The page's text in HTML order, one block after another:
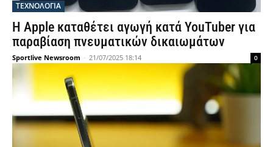
ΤΕΧΝΟΛΟΓΙΑ
Η Apple καταθέτει αγωγή κατά YouTuber για
παραβίαση πνευματικών δικαιωμάτων
Sportlive Newsroom - 21/07/2025 18:14 0